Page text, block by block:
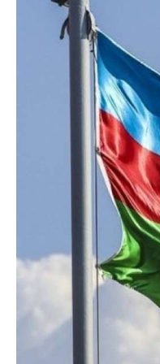
Geosiyasi
Yüksəliş hekayəsi
Mədəniyyətimizin Zəfəri
Zəfər Diasporu
Səhiyyə
Ailə və uşaq